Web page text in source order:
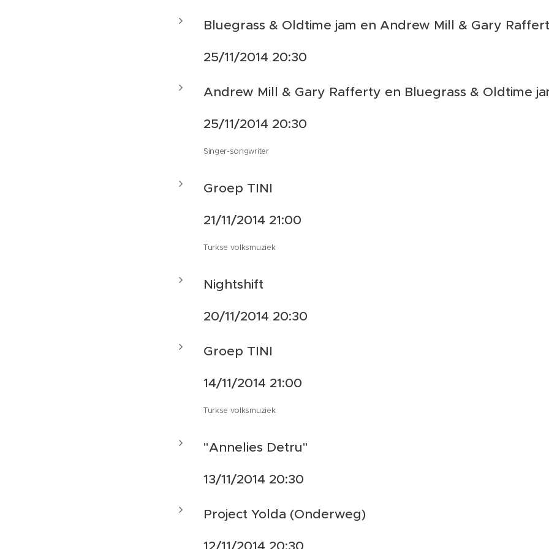
Bluegrass & Oldtime jam en Andrew Mill & Gary
25/11/2014 20:30
Andrew Mill & Gary Rafferty en Bluegrass & Oldtime
25/11/2014 20:30
Singer-songwriter
Groep TINI
21/11/2014 21:00
Turkse volksmuziek
Nightshift
20/11/2014 20:30
Groep TINI
14/11/2014 21:00
Turkse volksmuziek
"Annelies Detru"
13/11/2014 20:30
Project Yolda (Onderweg)